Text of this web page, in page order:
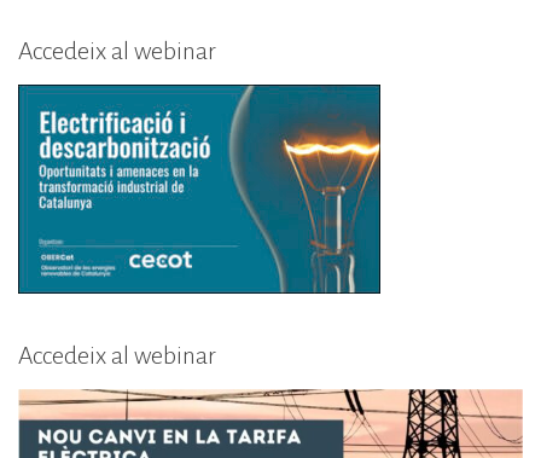
Accedeix al webinar
Accedeix al webinar